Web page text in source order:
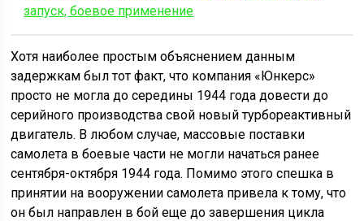
запуск, боевое применение
Хотя наиболее простым объяснением данным
задержкам был тот факт, что компания «Юнкерс»
просто не могла до середины 1944 года довести до
серийного производства свой новый турбореактивный
двигатель. В любом случае, массовые поставки
самолета в боевые части не могли начаться ранее
сентября-октября 1944 года. Помимо этого спешка в
принятии на вооружении самолета привела к тому, что
он был направлен в бой еще до завершения цикла